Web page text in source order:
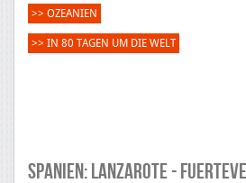
>> OZEANIEN
>> IN 80 TAGEN UM DIE WELT
Spanien: Lanzarote -